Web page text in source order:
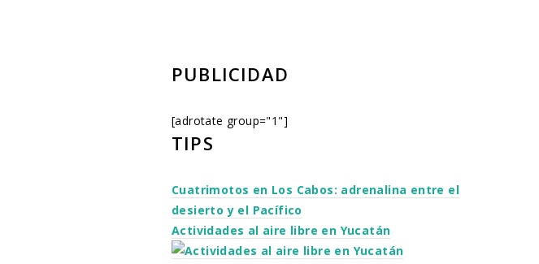
PUBLICIDAD
[adrotate group="1"]
TIPS
Cuatrimotos en Los Cabos: adrenalina entre el
desierto y el Pacífico
Actividades al aire libre en Yucatán